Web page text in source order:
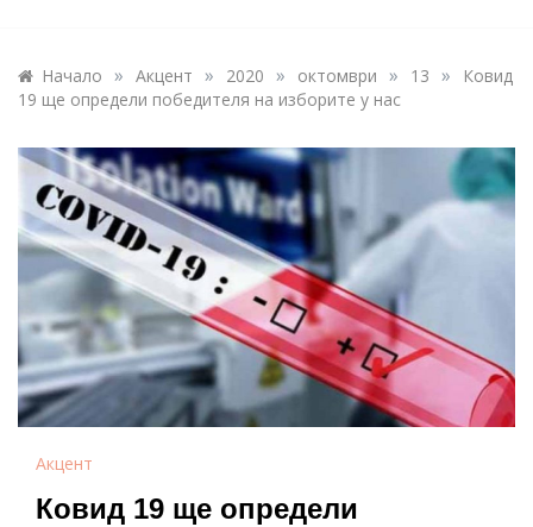
Начало » Акцент » 2020 » октомври » 13 »
Ковид
19 ще определи победителя на изборите у нас
Акцент
Ковид 19 ще определи